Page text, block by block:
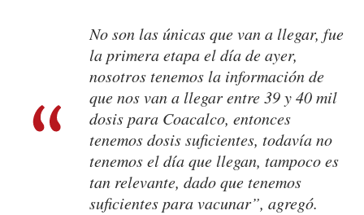
No son las únicas que van a llegar, fue
la primera etapa el día de ayer,
nosotros tenemos la información de
que nos van a llegar entre 39 y 40 mil
dosis para Coacalco, entonces
tenemos dosis suficientes, todavía no
tenemos el día que llegan, tampoco es
tan relevante, dado que tenemos
suficientes para vacunar”, agregó.